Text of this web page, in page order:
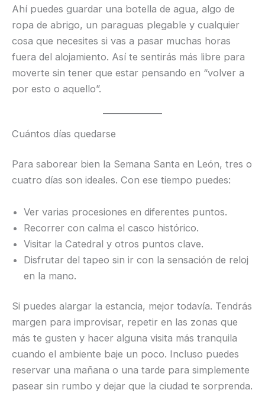
Ahí puedes guardar una botella de agua, algo de
ropa de abrigo, un paraguas plegable y cualquier
cosa que necesites si vas a pasar muchas horas
fuera del alojamiento. Así te sentirás más libre para
moverte sin tener que estar pensando en “volver a
por esto o aquello”.
Cuántos días quedarse
Para saborear bien la Semana Santa en León, tres o
cuatro días son ideales. Con ese tiempo puedes:
Ver varias procesiones en diferentes puntos.
Recorrer con calma el casco histórico.
Visitar la Catedral y otros puntos clave.
Disfrutar del tapeo sin ir con la sensación de reloj
en la mano.
Si puedes alargar la estancia, mejor todavía. Tendrás
margen para improvisar, repetir en las zonas que
más te gusten y hacer alguna visita más tranquila
cuando el ambiente baje un poco. Incluso puedes
reservar una mañana o una tarde para simplemente
pasear sin rumbo y dejar que la ciudad te sorprenda.